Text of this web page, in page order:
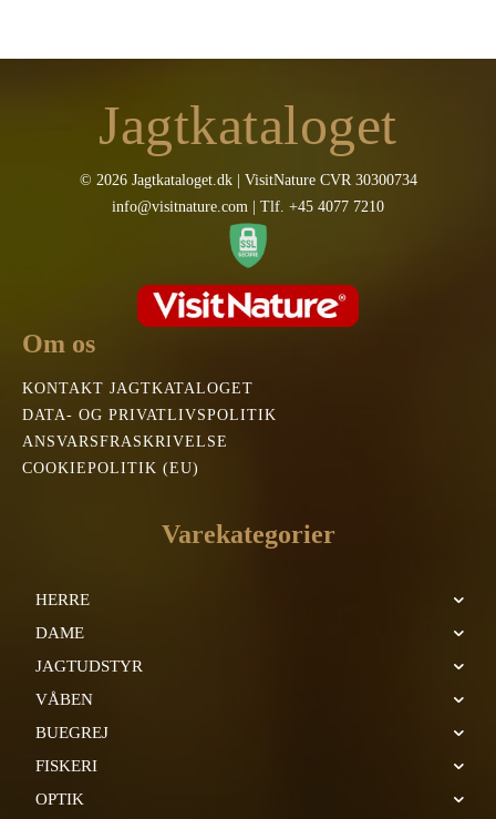
Jagtkataloget
© 2026 Jagtkataloget.dk | VisitNature CVR 30300734
info@visitnature.com | Tlf. +45 4077 7210
Om os
KONTAKT JAGTKATALOGET
DATA- OG PRIVATLIVSPOLITIK
ANSVARSFRASKRIVELSE
COOKIEPOLITIK (EU)
Varekategorier
HERRE
DAME
JAGTUDSTYR
VÅBEN
BUEGREJ
FISKERI
OPTIK